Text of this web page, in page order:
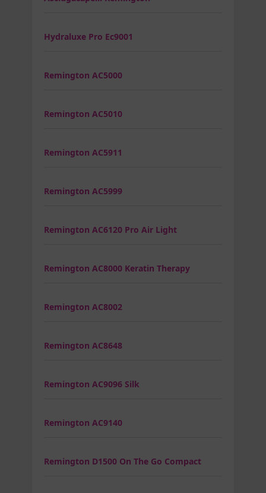
Hydraluxe Pro Ec9001
Remington AC5000
Remington AC5010
Remington AC5911
Remington AC5999
Remington AC6120 Pro Air Light
Remington AC8000 Keratin Therapy
Remington AC8002
Remington AC8648
Remington AC9096 Silk
Remington AC9140
Remington D1500 On The Go Compact